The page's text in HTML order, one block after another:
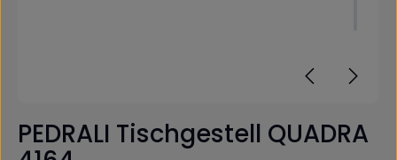
PEDRALI Tischgestell QUADRA